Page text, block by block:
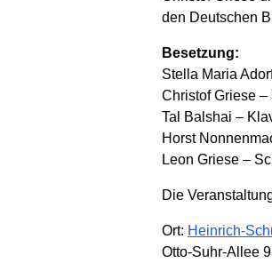
den Deutschen
Besetzung:
Stella Maria
Christof Griese –
Tal Balshai –
Horst
Leon Griese –
Die
Ort: Heinrich-
Otto-Suhr-Allee